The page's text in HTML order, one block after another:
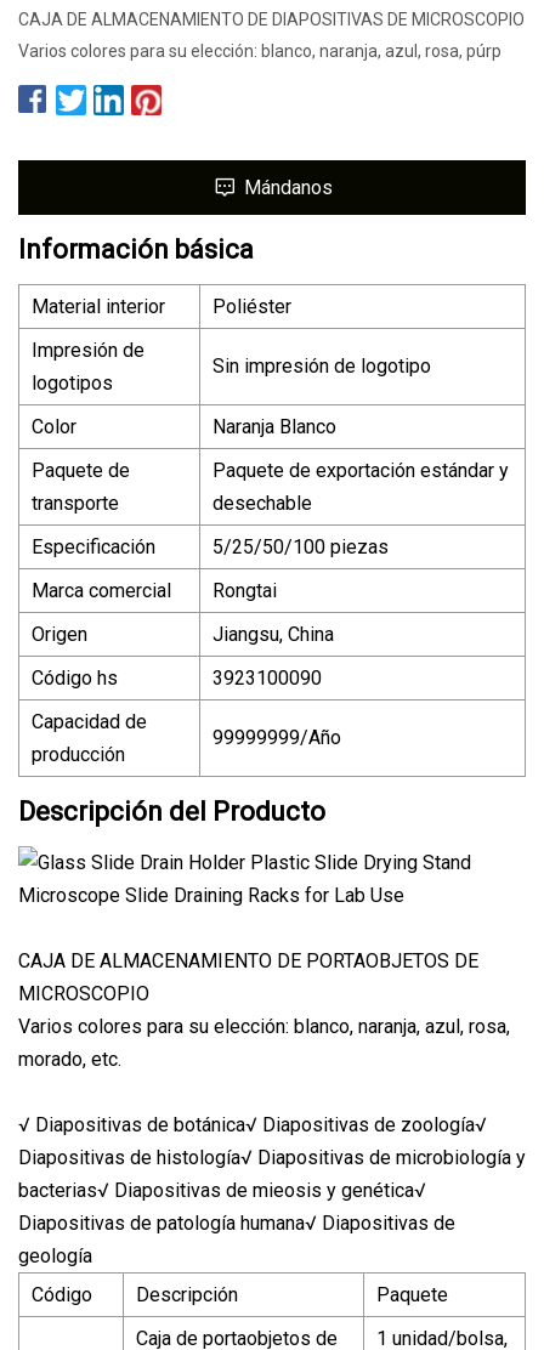
CAJA DE ALMACENAMIENTO DE DIAPOSITIVAS DE MICROSCOPIO
Varios colores para su elección: blanco, naranja, azul, rosa, púrp
Mándanos
Información básica
Material interior
Poliéster
Impresión de
logotipos
Sin impresión de logotipo
Color
Naranja Blanco
Paquete de
transporte
Paquete de exportación estándar y
desechable
Especificación
5/25/50/100 piezas
Marca comercial
Rongtai
Origen
Jiangsu, China
Código hs
3923100090
Capacidad de
producción
99999999/Año
Descripción del Producto
CAJA DE ALMACENAMIENTO DE PORTAOBJETOS DE
MICROSCOPIO
Varios colores para su elección: blanco, naranja, azul, rosa,
morado, etc.
√ Diapositivas de botánica√ Diapositivas de zoología√
Diapositivas de histología√ Diapositivas de microbiología y
bacterias√ Diapositivas de mieosis y genética√
Diapositivas de patología humana√ Diapositivas de
geología
Código
Descripción
Paquete
Caja de portaobjetos de
1 unidad/bolsa,